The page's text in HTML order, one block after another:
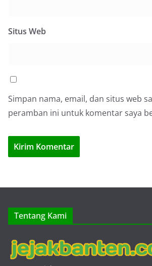
Situs Web
Simpan nama, email, dan situs web
peramban ini untuk komentar saya
Tentang Kami